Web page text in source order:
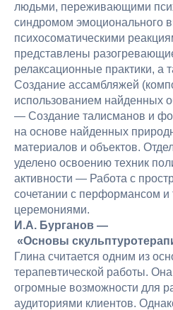
людьми, переживающими
синдромом эмоционального
психосоматическими
представлены
релаксационные практики, а
Создание ассамбляжей
использованием найденных
— Создание талисманов и
на основе найденных
материалов и объектов.
уделено освоению техник
активности — Работа с
сочетании с перформансом и
церемониями.
И.А. Бурганов —
«Основы
Глина считается одним из
терапевтической работы.
огромные возможности для
аудиториями клиентов.